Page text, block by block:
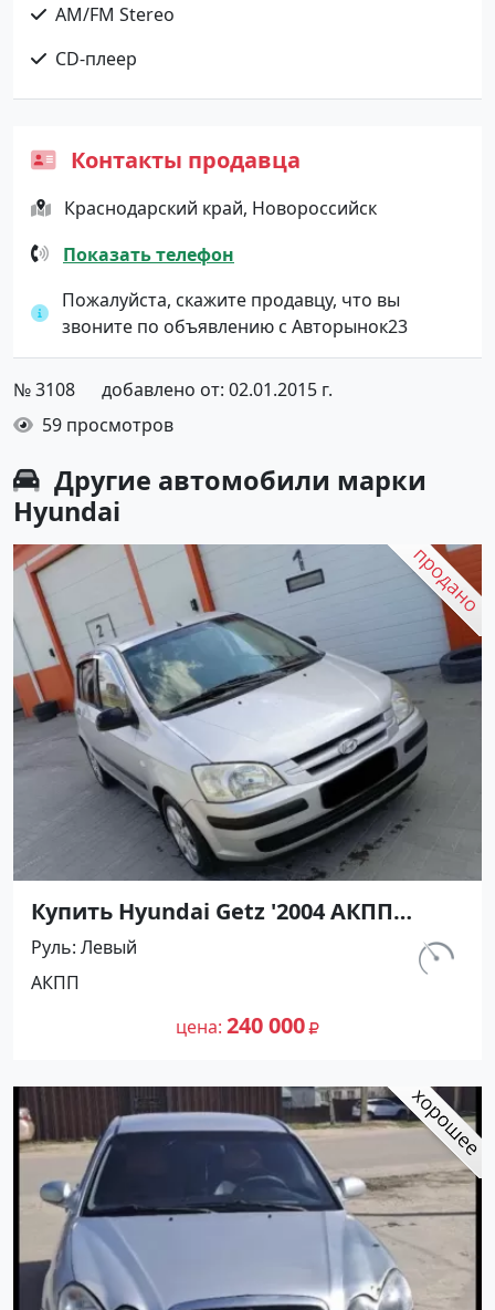
AM/FM Stereo
CD-плеер
Контакты продавца
Краснодарский край, Новороссийск
Показать телефон
Пожалуйста, скажите продавцу, что вы
звоните по объявлению с Авторынок23
№ 3108
добавлено от: 02.01.2015 г.
59 просмотров
Другие автомобили марки
Hyundai
Купить Hyundai Getz '2004 АКПП
(1300/82 л.с.) Бензин инжектор
Апшеронск цвет Серебристый
Хетчбэк по цене 240000 рублей,
объявление №27363 на сайте
км.
Руль Левый
АКПП
цена 240 000